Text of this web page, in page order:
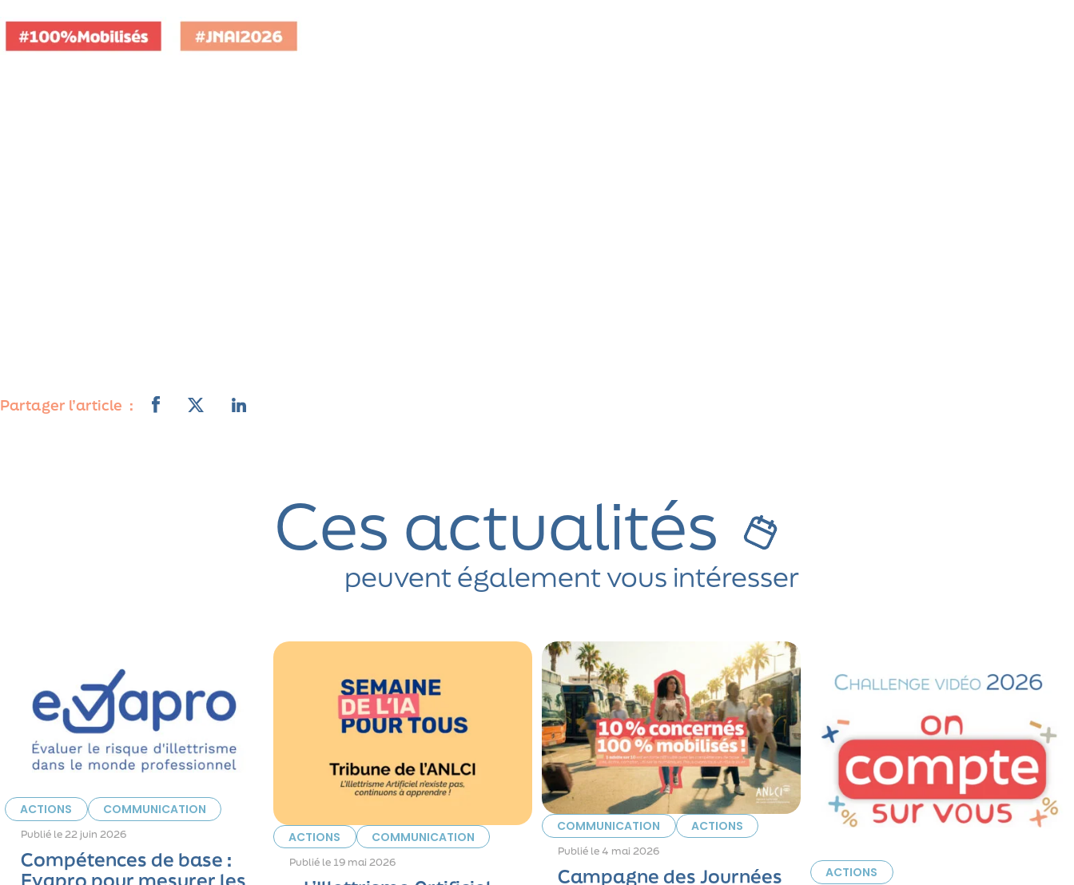
Partager l’article
Ces actualités
peuvent également vous intéresser
ACTIONS COMMUNICATION
Publié le22 juin 2026
Compétences de base :
ACTIONS COMMUNICATION
Publié le 19 mai 2026
COMMUNICATION ACTIONS
Publié le 4 mai 2026
Campagne des Journées
ACTIONS